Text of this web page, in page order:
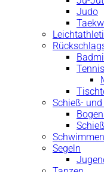
Judo
Tennis
Schieß-
Schwimmen
Segeln